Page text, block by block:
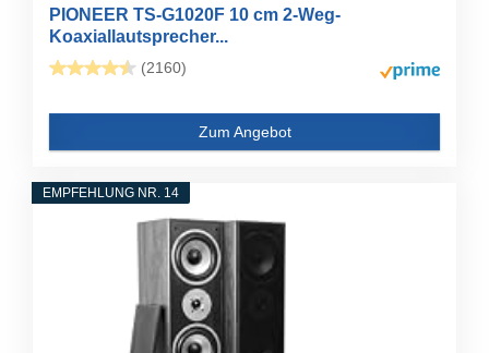
PIONEER TS-G1020F 10 cm 2-Weg-
Koaxiallautsprecher...
(2160)
Zum Angebot
EMPFEHLUNG NR. 14